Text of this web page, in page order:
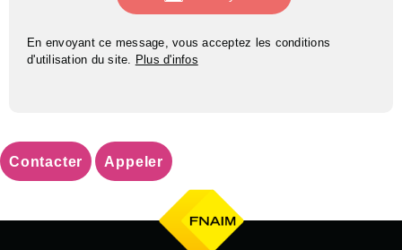
En envoyant ce message, vous acceptez les conditions
d'utilisation du site. Plus d'infos
Contacter Appeler